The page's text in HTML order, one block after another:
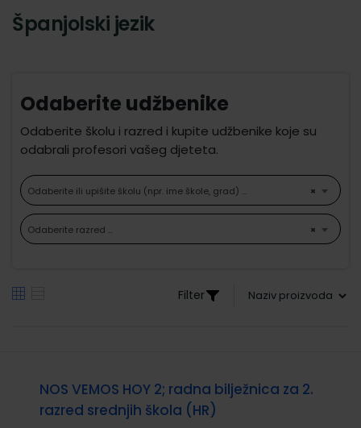
Španjolski jezik
Odaberite udžbenike
Odaberite školu i razred i kupite udžbenike koje su
odabrali profesori vašeg djeteta.
×
Odaberite ili upišite školu (npr. ime škole, grad) ...
×
Odaberite razred ...
Filter
NOS VEMOS HOY 2; radna bilježnica za 2.
razred srednjih škola (HR)